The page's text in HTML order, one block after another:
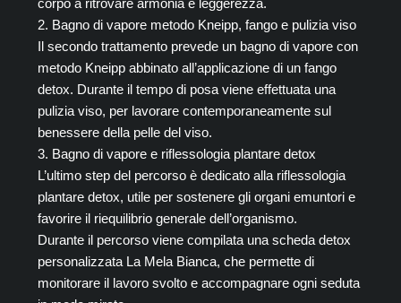
corpo a ritrovare armonia e leggerezza.
2. Bagno di vapore metodo Kneipp, fango e pulizia viso
Il secondo trattamento prevede un bagno di vapore con
metodo Kneipp abbinato all’applicazione di un fango
detox. Durante il tempo di posa viene effettuata una
pulizia viso, per lavorare contemporaneamente sul
benessere della pelle del viso.
3. Bagno di vapore e riflessologia plantare detox
L’ultimo step del percorso è dedicato alla riflessologia
plantare detox, utile per sostenere gli organi emuntori e
favorire il riequilibrio generale dell’organismo.
Durante il percorso viene compilata una scheda detox
personalizzata La Mela Bianca, che permette di
monitorare il lavoro svolto e accompagnare ogni seduta